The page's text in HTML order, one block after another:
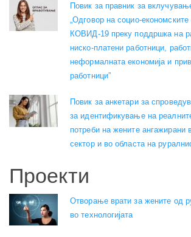
Повик за правник за
„Одговор на социо-
КОВИД-19 преку поддршка на
ниско-платени работници,
неформалната економија и
работници”
Повик за анкетари за
за идентификување на
потреби на жените ангажирани
сектор и во областа на
Проекти
Отворање врати за жените од
во технологијата